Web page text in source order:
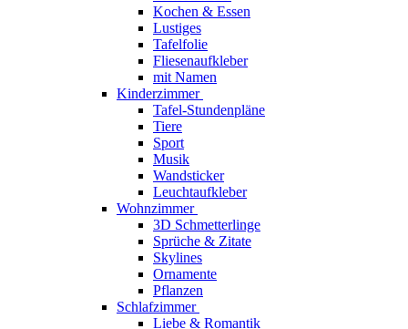
Kochen & Essen
Lustiges
Tafelfolie
Fliesenaufkleber
mit Namen
Kinderzimmer
Tafel-Stundenpläne
Tiere
Sport
Musik
Wandsticker
Leuchtaufkleber
Wohnzimmer
3D Schmetterlinge
Sprüche & Zitate
Skylines
Ornamente
Pflanzen
Schlafzimmer
Liebe & Romantik